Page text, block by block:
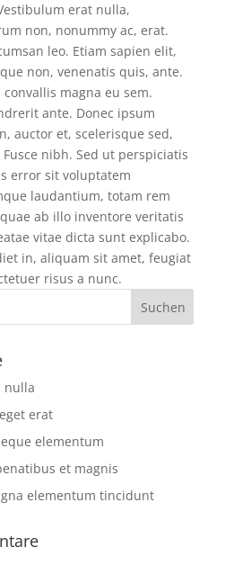
erat nulla,
non, nonummy ac, erat.
leo. Etiam sapien elit,
non, venenatis quis, ante.
magna eu sem.
ante. Donec ipsum
auctor et, scelerisque sed,
nibh. Sed ut perspiciatis
error sit voluptatem
laudantium, totam rem
ab illo inventore veritatis
vitae dicta sunt explicabo.
in, aliquam sit amet, feugiat
risus a nunc.
nulla
erat
elementum
et magnis
elementum tincidunt